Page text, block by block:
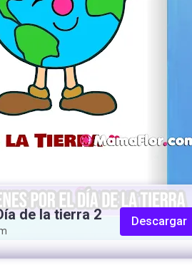
de la tierra 2 Descargar